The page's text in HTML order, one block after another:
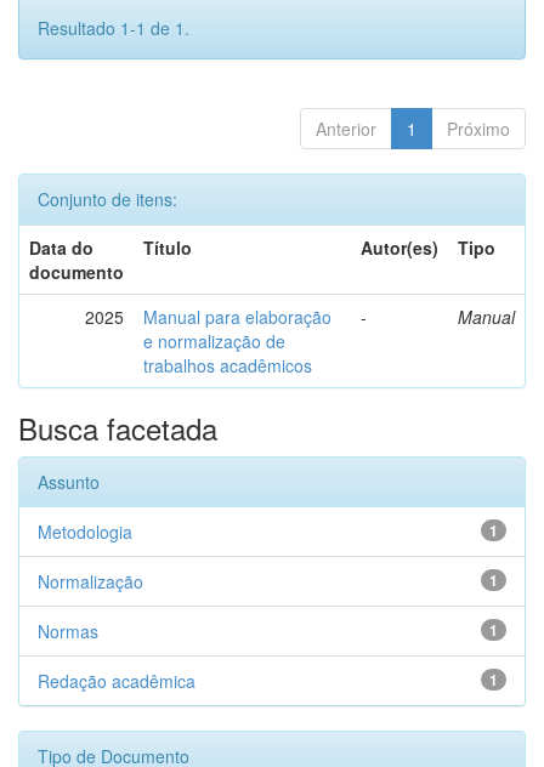
Resultado 1-1 de 1.
Anterior 1 Próximo
Conjunto de itens:
Data do
documento
Título Autor(es) Tipo
2025
Manual para elaboração
e normalização de
trabalhos acadêmicos
- Manual
Busca facetada
Assunto
1
Metodologia
1
Normalização
1
Normas
1
Redação acadêmica
Tipo de Documento